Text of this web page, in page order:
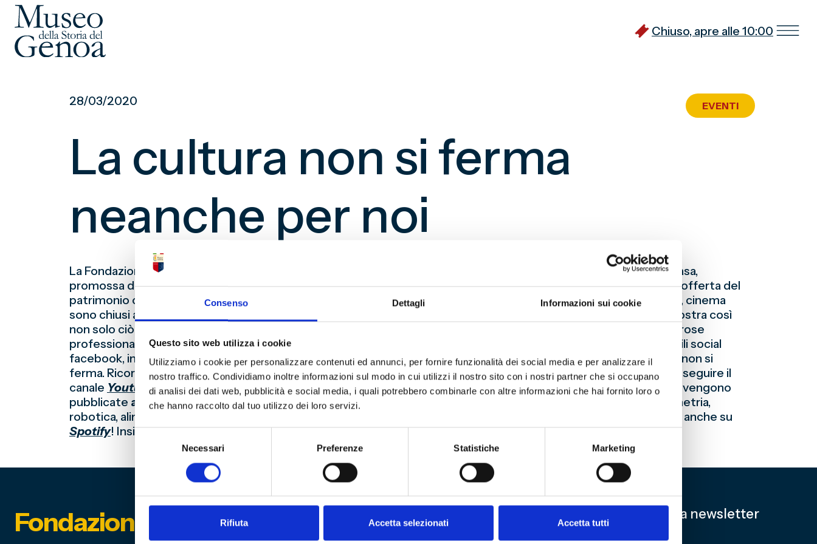
Consenso Dettagli Informazioni sui cookie
Questo sito web utilizza i cookie
Utilizziamo i cookie per personalizzare contenuti ed annunci, per fornire funzionalità dei social media e per analizzare il
nostro traffico. Condividiamo inoltre informazioni sul modo in cui utilizzi il nostro sito con i nostri partner che si occupano
di analisi dei dati web, pubblicità e social media, i quali potrebbero combinarle con altre informazioni che hai fornito loro o
che hanno raccolto dal tuo utilizzo dei loro servizi.
Necessari Preferenze Statistiche Marketing
Rifiuta Accetta selezionati Accetta tutti
Chiuso, apre alle 10:00
28/03/2020 EVENTI
La cultura non si ferma
neanche per noi
La Fondazione Genoa aderisce per il Museo alla campagna di comunicazione La cultura non si ferma, #iorestoacasa,
promossa dal Ministero per i Beni e le Attività Culturali e per il Turismo, con lo scopo di aggregare e far crescere l’offerta del
patrimonio culturale fruibile da casa. In questo periodo in cui musei, parchi archeologici, biblioteche, archivi, teatri, cinema
sono chiusi a causa dell’emergenza coronavirus, il Mibact, attraverso un impegno corale di tutti i propri istituti, mostra così
non solo ciò che è abitualmente accessibile al pubblico, ma anche il dietro le quinte dei beni culturali con le numerose
professionalità che si occupano di didattica, conservazione, tutela, valorizzazione. Attraverso il sito e i propri profili social
facebook, instagram e twitter il Ministero rilancia le numerose iniziative digitali in atto. Anche il Museo del Genoa non si
ferma. Ricordiamo la possibilità divisitare virtualmente a 360°le sale del Museo direttamente dal sito web e di seguire il
canale Youtube @fondazionegenoae i canali social del @MuseodelGenoa ( Facebook,Instagram e Twitter) dove vengono
pubblicate attività didattiche multidisciplinariper i
e per tutta la famiglia (scienza, matematica, geometria,
robotica, alimentazione, salute e sport, storia e cultura del calcio). Ma non finisce qui. Il Museo del Genoa approda anche su
Spotify! Insieme agli altriMusei di Genova!
Fondazione Genoa 1893
Iscriviti alla newsletter